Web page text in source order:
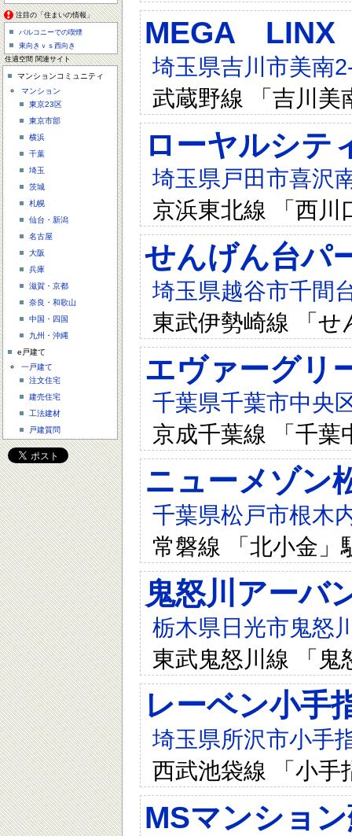
MEGA LINX
埼玉県吉川市美南
武蔵野線 「吉川美
ローヤルシテ
埼玉県戸田市喜沢
京浜東北線 「西川
せんげん台パ
埼玉県越谷市千間
東武伊勢崎線 「
エヴァーグリ
千葉県千葉市中央
京成千葉線 「千葉
ニューメゾン
千葉県松戸市根木
常磐線 「北小金」
鬼怒川アーバ
栃木県日光市鬼怒
東武鬼怒川線 「鬼
レーベン小手
埼玉県所沢市小手
西武池袋線 「小手
MSマンショ
注目の「住まいの情報」
バルコニーでの喫煙
東向きｖｓ西向き
住適空間 関連サイト
マンションコミュニティ
マンション
東京23区
東京市部
横浜
千葉
埼玉
茨城
札幌
仙台・新潟
名古屋
大阪
兵庫
滋賀・京都
奈良・和歌山
中国・四国
九州・沖縄
e戸建て
一戸建て
注文住宅
建売住宅
工法建材
戸建質問